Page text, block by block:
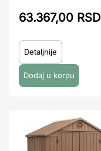
63.367,00 RSD
Detaljnije